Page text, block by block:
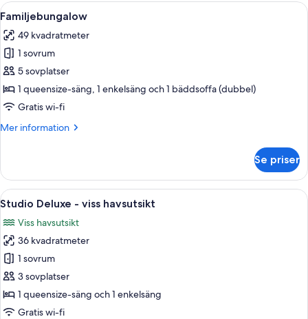
icke-
rökare
-
utsikt
mot
trädgården
1
queensize-
säng
med
bäddsoffa
-
icke-
rökare
utsikt
Öppna
alla
foton
för
Familjebungalow
Ett område vid poolen med ett bord
10
Familjebungalow
49 kvadratmeter
1 sovrum
5 sovplatser
1 queensize-säng, 1 enkelsäng och 1 bäddsoffa (dubbel)
Gratis wi-fi
Mer information
Mer
Se priser
Öppna
alla
foton
för
Studio
Deluxe
-
viss
Ett rum med en säng, ett skrivbord,
6
Studio Deluxe - viss havsutsikt
Viss havsutsikt
36 kvadratmeter
1 sovrum
3 sovplatser
1 queensize-säng och 1 enkelsäng
Gratis wi-fi